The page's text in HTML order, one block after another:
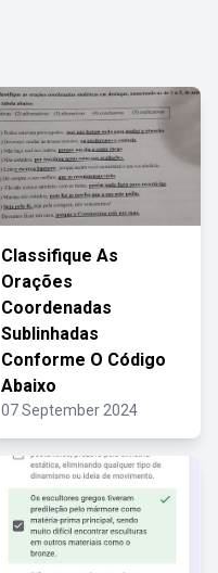
Classifique As
Orações
Coordenadas
Sublinhadas
Conforme O Código
Abaixo
07 September 2024